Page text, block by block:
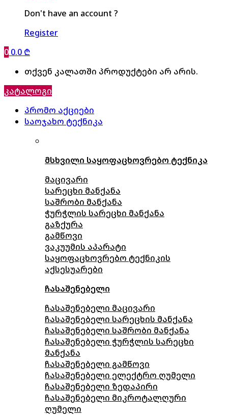
Don't have an account ?
Register
0 0.0 ₾
თქვენ კალათში პროდუქტები არ არის.
კატალოგი
პრომო აქციები
საოჯახო ტექნიკა
მსხვილი საყოფაცხოვრებო ტექნიკა
მაცივარი
სარეცხი მანქანა
საშრობი მანქანა
ჭურჭლის სარეცხი მანქანა
გაზქურა
გამწოვი
ვაკუუმის აპარატი
საყოფაცხოვრებო ტექნიკის
აქსესუარები
ჩასაშენებელი
ჩასაშენებელი მაცივარი
ჩასაშენებელი სარეცხის მანქანა
ჩასაშენებელი საშრობი მანქანა
ჩასაშენებელი ჭურჭლის სარეცხი
მანქანა
ჩასაშენებელი გამწოვი
ჩასაშენებელი ელექტრო ღუმელი
ჩასაშენებელი ზედაპირი
ჩასაშენებელი მიკროტალღური
ღუმელი